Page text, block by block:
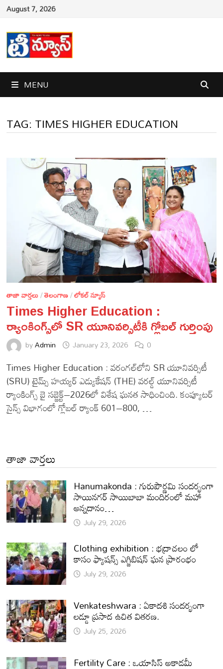
Skip
content
August 7, 2026
MENU
TAG:TIMES HIGHER EDUCATION
తాజా వార్తలు/తెలంగాణ/లోకల్ న్యూస్
Times Higher Education :
ర్యాంకింగ్స్‌లో SR యూనివర్సిటీకి గ్లోబల్ గుర్తింపు
byAdmin January 23, 2026 0
Times Higher Education : వరంగల్‌లోని SR యూనివర్సిటీ
(SRU) టైమ్స్ హయ్యర్ ఎడ్యుకేషన్ (THE) వరల్డ్ యూనివర్సిటీ
ర్యాంకింగ్స్ బై సబ్జెక్ట్–2026లో విశేష ఘనత సాధించింది. కంప్యూటర్
సైన్స్ విభాగంలో గ్లోబల్ ర్యాంక్ 601–800, …
తాజా వార్తలు
Hanumakonda : గురుపౌర్ణమి సందర్భంగా
సాయినగర్‌ సాయిబాబా మందిరంలో మహా
అన్నదానం…
July 29, 2026
Clothing exhibition : భద్రాచలం లో
కాసం ఫ్యాషన్స్ ఎగ్జిబిషన్ ఘన ప్రారంభం
July 29, 2026
Venkateshwara : ఏకాదశి సందర్భంగా
లడ్డూ ప్రసాద ఉచిత వితరణ.
July 25, 2026
Fertility Care : ఒయాసిస్ అకాడమీ